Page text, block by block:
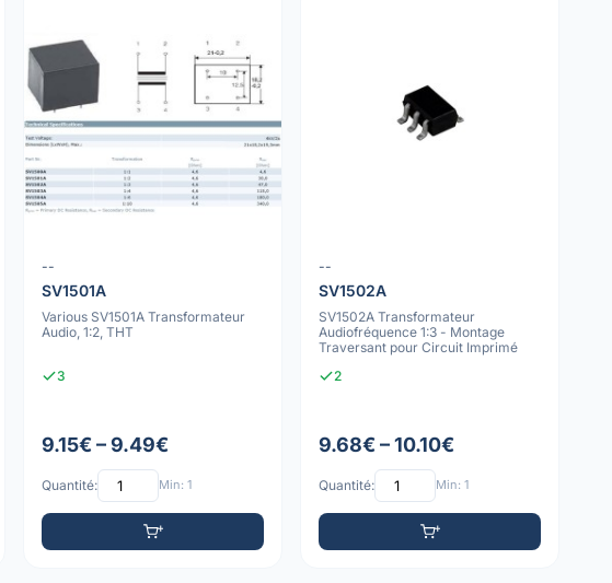
--
SV1501A
Various SV1501A Transformateur
Audio, 1:2, THT
3
9.15€ – 9.49€
Quantité: Min: 1
--
SV1502A
SV1502A Transformateur
Audiofréquence 1:3 - Montage
Traversant pour Circuit Imprimé
2
9.68€ – 10.10€
Quantité: Min: 1